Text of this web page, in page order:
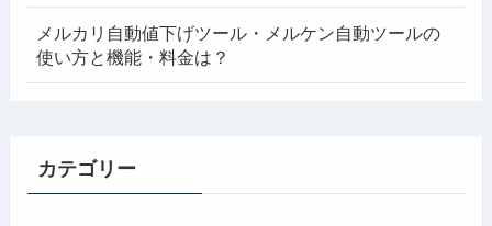
メルカリ自動値下げツール・メルケン自動ツールの
使い方と機能・料金は？
カテゴリー